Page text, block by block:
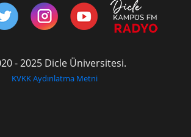
- 2025 Dicle Üniversitesi.
KVKK Aydınlatma Metni